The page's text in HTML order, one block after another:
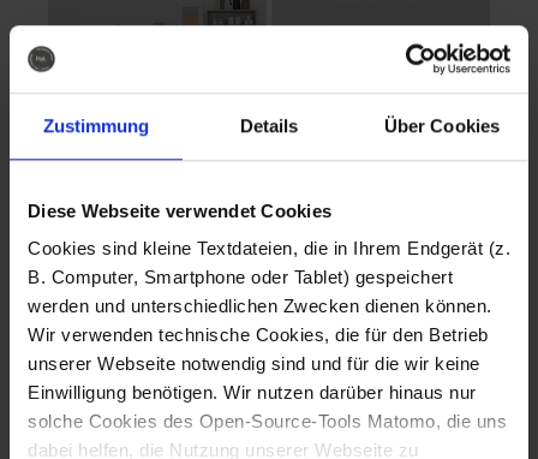
Zustimmung Details Über Cookies
Diese Webseite verwendet Cookies
Cookies sind kleine Textdateien, die in Ihrem Endgerät (z.
B. Computer, Smartphone oder Tablet) gespeichert
werden und unterschiedlichen Zwecken dienen können.
Wir verwenden technische Cookies, die für den Betrieb
unserer Webseite notwendig sind und für die wir keine
Einwilligung benötigen. Wir nutzen darüber hinaus nur
solche Cookies des Open-Source-Tools Matomo, die uns
dabei helfen, die Nutzung unserer Webseite zu
Fotografo: Lorenz
Sternbach
Download
Fotografo: Lorenz
Sternbach
Download